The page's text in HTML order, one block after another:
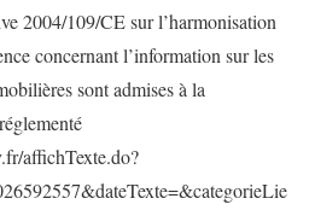
2004/109/CE sur l’harmonisation
concernant l’information sur les
sont admises à la
affichTexte.do?